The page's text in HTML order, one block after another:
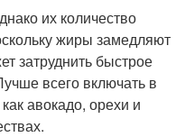
их количество
жиры замедляют
затруднить быстрое
всего включать в
авокадо, орехи и